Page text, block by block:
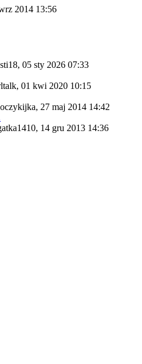
2014 13:56
05 sty 2026 07:33
01 kwi 2020 10:15
27 maj 2014 14:42
14 gru 2013 14:36